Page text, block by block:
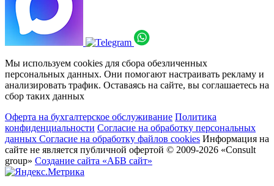
Мы используем cookies для сбора обезличенных
персональных данных. Они помогают настраивать рекламу и
анализировать трафик. Оставаясь на сайте, вы соглашаетесь на
сбор таких данных
Оферта на бухгалтерское обслуживание Политика
конфиденциальности Согласие на обработку персональных
данных Согласие на обработку файлов cookies Информация на
сайте не является публичной офертой © 2009-2026 «Consult
group» Создание сайта «АБВ сайт»